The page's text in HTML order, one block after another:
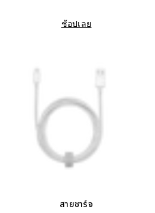
ช้อปเลย
สายชาร์จ